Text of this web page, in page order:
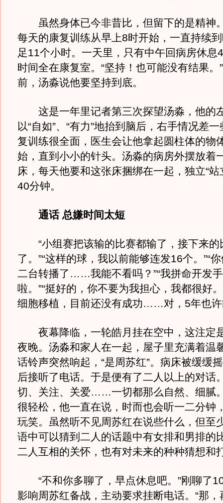
虽然身体已今非昔比，但留下的是精神
每天的康复训练从早上8时开始，一直持续
足11个小时。一天里，只有中午回病房休息
时间全在康复室。“坚持！也可能没有结果。
前，汤淼说他要坚持到底。
这是一年里记者第三次探望汤淼，他的
以“自如”、“有力”地抬到脑后，右手情况差
复训练很全面，医生会让他拿起圆柱体的物
始，直到小小的针头。汤淼的病房外摆放着
床，每天他要和这张床捆绑在一起，独立“站
40分钟。
通话 总嫌时间太短
“小组赛把该输的比赛都输了，接下来的
了。”“这样的球，我以前能够连发16个。”“
二台转播了……我能不看吗？”“我拼命开发
啦。”“挺好的，你不要为我担心，我都很好
细胞移植，目前还没有成功……对，5年也许
夜幕降临，一轮皓月挂在空中，这注定
夜晚。汤淼和家人在一起，屋子里充满着温
话铃声突然响起，“是周苏红”。病床被缓缓
后接听了电话。于是便有了二人以上的对话
切、关注、关爱……一切都那么自然、细腻
很轻松，他一直在说，时而也会听一二分钟
玩笑。虽然听不见周苏红在说些什么，但至
语中可以猜到二人的话题中有女排和男排的
二人互相的关怀，也有对未来的种种猜想和
“不和你多聊了，早点休息吧。”刚聊了
影响周苏红备战，主动要求挂断电话。“那